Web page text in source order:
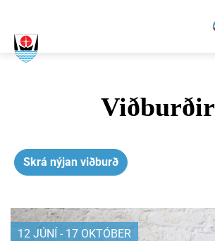
Viðburðir
Skrá nýjan viðburð
12 JÚNÍ - 17 OKTÓBER